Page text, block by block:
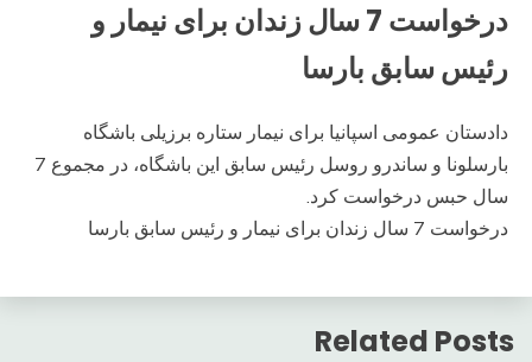
درخواست 7 سال زندان برای نیمار و
رئیس سابق بارسا
دادستان عمومی اسپانیا برای نیمار ستاره برزیلی باشگاه
بارسلونا و ساندرو روسل رئیس سابق این باشگاه، در مجموع 7
سال حبس درخواست کرد.
درخواست 7 سال زندان برای نیمار و رئیس سابق بارسا
Related Posts